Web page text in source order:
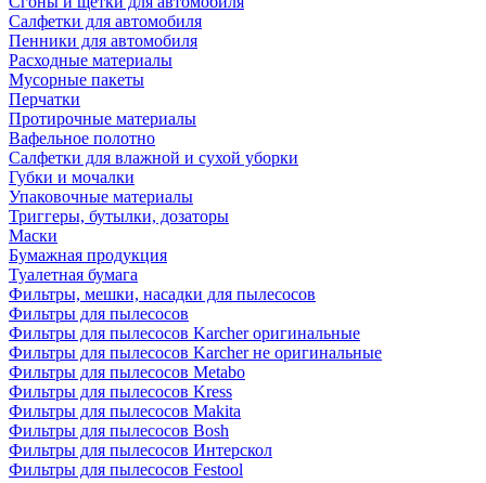
Салфетки для автомобиля
Пенники для автомобиля
Расходные материалы
Мусорные пакеты
Перчатки
Протирочные материалы
Вафельное полотно
Салфетки для влажной и сухой уборки
Губки и мочалки
Упаковочные материалы
Триггеры, бутылки, дозаторы
Маски
Бумажная продукция
Туалетная бумага
Фильтры, мешки, насадки для пылесосов
Фильтры для пылесосов
Фильтры для пылесосов Karcher оригинальные
Фильтры для пылесосов Karcher не оригинальные
Фильтры для пылесосов Metabo
Фильтры для пылесосов Kress
Фильтры для пылесосов Makita
Фильтры для пылесосов Bosh
Фильтры для пылесосов Интерскол
Фильтры для пылесосов Festool